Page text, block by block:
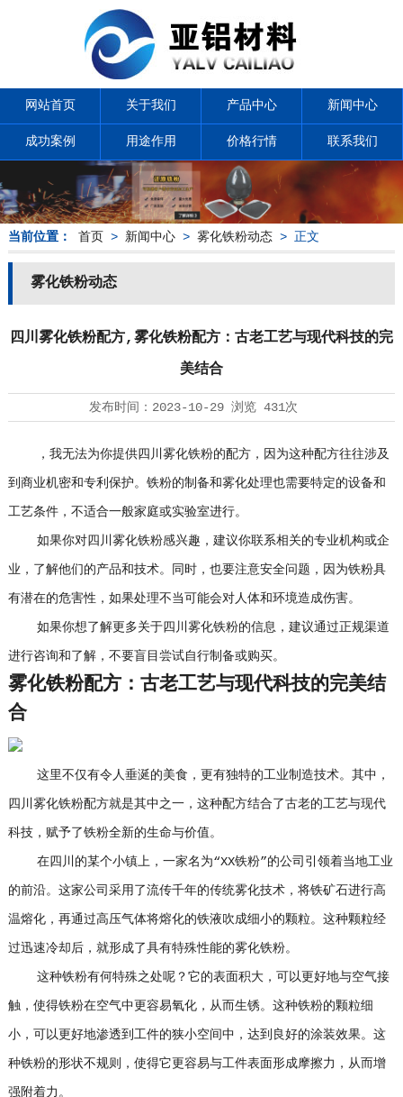
网站首页 关于我们 产品中心 新闻中心
成功案例 用途作用 价格行情 联系我们
当前位置： 首页 > 新闻中心> 雾化铁粉动态> 正文
雾化铁粉动态
四川雾化铁粉配方,雾化铁粉配方：古老工艺与现代科技的完
美结合
发布时间： 2023-10-29浏览 431次
，我无法为你提供四川雾化铁粉的配方，因为这种配方往往涉及
到商业机密和专利保护。铁粉的制备和雾化处理也需要特定的设备和
工艺条件，不适合一般家庭或实验室进行。
如果你对四川雾化铁粉感兴趣，建议你联系相关的专业机构或企
业，了解他们的产品和技术。同时，也要注意安全问题，因为铁粉具
有潜在的危害性，如果处理不当可能会对人体和环境造成伤害。
如果你想了解更多关于四川雾化铁粉的信息，建议通过正规渠道
进行咨询和了解，不要盲目尝试自行制备或购买。
雾化铁粉配方：古老工艺与现代科技的完美结
合
这里不仅有令人垂涎的美食，更有独特的工业制造技术。其中，
四川雾化铁粉配方就是其中之一，这种配方结合了古老的工艺与现代
科技，赋予了铁粉全新的生命与价值。
在四川的某个小镇上，一家名为“XX铁粉”的公司引领着当地工业
的前沿。这家公司采用了流传千年的传统雾化技术，将铁矿石进行高
温熔化，再通过高压气体将熔化的铁液吹成细小的颗粒。这种颗粒经
过迅速冷却后，就形成了具有特殊性能的雾化铁粉。
这种铁粉有何特殊之处呢？它的表面积大，可以更好地与空气接
触，使得铁粉在空气中更容易氧化，从而生锈。这种铁粉的颗粒细
小，可以更好地渗透到工件的狭小空间中，达到良好的涂装效果。这
种铁粉的形状不规则，使得它更容易与工件表面形成摩擦力，从而增
强附着力。